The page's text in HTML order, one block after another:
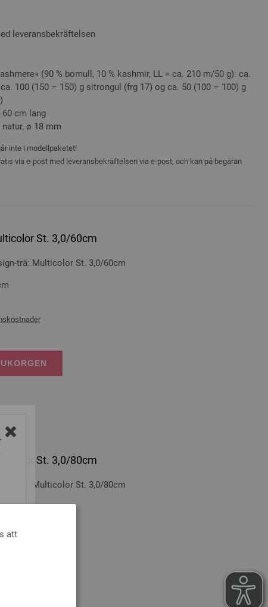
att
leveransbekräftelsen
(90 % bomull, 10 % kashmir, LL = ca. 210 m/50 g): ca.
100 (150 – 150) g sitrongul (frg 17) og ca. 50 (100 – 100) g
60 cm lang
ø 18 mm
inte i modellpaketet!
via e-post med leveransbekräftelsen via e-post, och kan på begäran
St. 3,0/60cm
trä: Multicolor St. 3,0/60cm
St. 3,0/80cm
trä: Multicolor St. 3,0/80cm